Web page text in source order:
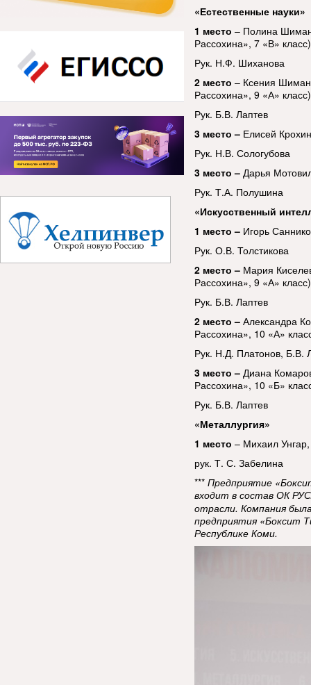
«Естественные науки»
1 место – Полина
Рассохина», 7 «В» класс)
Рук. Н.Ф. Шиханова
2 место – Ксения
Рассохина», 9 «А» класс)
Рук. Б.В. Лаптев
3 место – Елисей
Рук. Н.В. Сологубова
3 место – Дарья
Рук. Т.А. Полушина
«Искусственный
1 место – Игорь
Рук. О.В. Толстикова
2 место – Мария
Рассохина», 9 «А» класс)
Рук. Б.В. Лаптев
2 место – Александра
Рассохина», 10 «А»
Рук. Н.Д. Платонов, Б.В.
3 место – Диана
Рассохина», 10 «Б»
Рук. Б.В. Лаптев
«Металлургия»
1 место – Михаил
рук. Т. С. Забелина
*** Предприятие
входит в состав ОК
отрасли. Компания
предприятия «Боксит
Республике Коми.